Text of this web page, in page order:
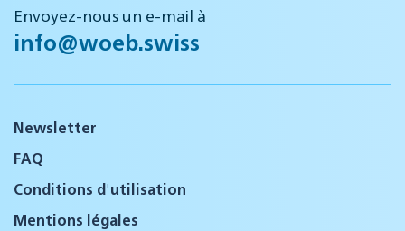
Envoyez-nous un e-mail à
info@woeb.swiss
Newsletter
FAQ
Conditions d'utilisation
Mentions légales